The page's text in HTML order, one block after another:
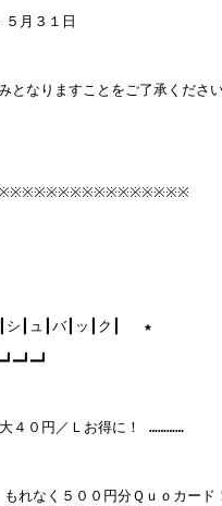
月３１日
となりますことをご了承くださ
┃ュ┃バ┃ッ┃ク┃ 　★
４０円／Ｌお得に！ …………
れなく５００円分Ｑｕｏカード